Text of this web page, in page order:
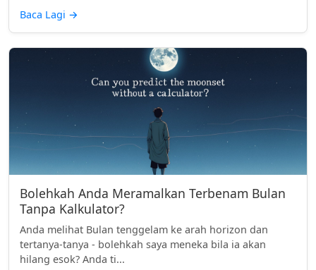
Baca Lagi →
Bolehkah Anda Meramalkan Terbenam Bulan
Tanpa Kalkulator?
Anda melihat Bulan tenggelam ke arah horizon dan
tertanya-tanya - bolehkah saya meneka bila ia akan
hilang esok? Anda ti...